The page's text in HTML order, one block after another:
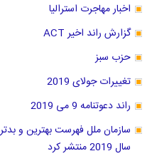
اخبار مهاجرت استرالیا
گزارش راند اخیر ACT
حزب سبز
تغییرات جولای 2019
راند دعوتنامه 9 می 2019
سازمان ملل فهرست بهترین و
سال 2019 منتشر کرد